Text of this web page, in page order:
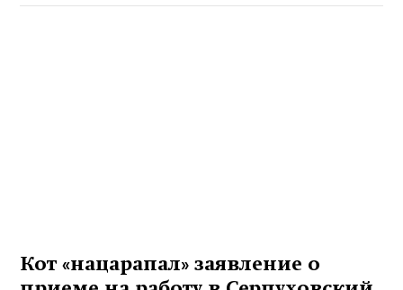
Кот «нацарапал» заявление о